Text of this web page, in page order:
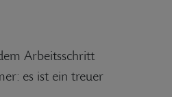
Arbeitsschritt
es ist ein treuer